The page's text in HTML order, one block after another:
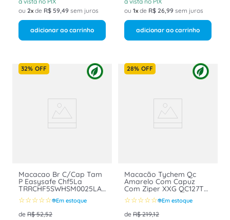
ou 2 de R$ 59,49 sem juros
adicionar ao carrinho
ou 1 de R$ 26,99 sem juros
adicionar ao carrinho
32% OFF
Macacao Br C/Cap Tam
P Easysafe Chf5La
TRRCHF5SWHSM0025LA
- Dupont
☆☆☆☆☆ Em estoque
de R$ 52,52
28% OFF
Macacão Tychem Qc
Amarelo Com Capuz
Com Ziper XXG QC127T
D14651143 - DUPONT
☆☆☆☆☆ Em estoque
de R$ 219,12